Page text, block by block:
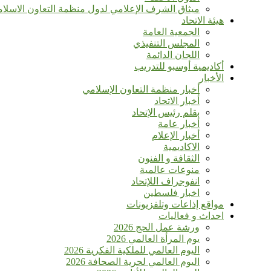
ميثاق الشرف الإعلامي لدول منظمة التعاون
هيئة الاتحاد
الجمعية العامة
المجلس التنفيذي
اللجان الدائمة
أكاديمية أوسبو للتدريب
الأخبار
أخبار منظمة التعاون الإسلامي
أخبار الاتحاد
بقلم رئيس الإتحاد
أخبار عامة
أخبار الإعلام
الاكاديمية
الثقافة و الفنون
منوعات عالمية
انفوجراف اللإتحاد
اخبار فلسطين
مواقع إذاعات وتلفزيونات
احداث و فعاليات
ورشة عمل الحج 2026
يوم المرأة العالمي 2026
اليوم العالمي للملكية الفكرية 2026
اليوم العالمي لحرية الصحافة 2026